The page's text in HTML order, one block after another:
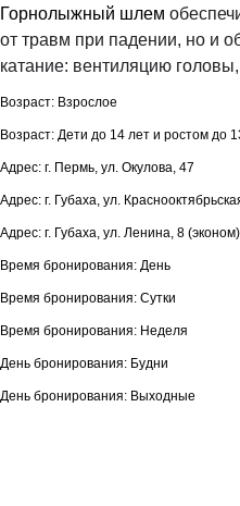
Горнолыжный шлем
от травм при падении, но и
катание: вентиляцию
Возраст: Взрослое
Возраст: Дети до 14 лет и ростом до
Адрес: г. Пермь, ул. Окулова, 47
Адрес: г. Губаха, ул.
Адрес: г. Губаха, ул. Ленина, 8 (эконом)
Время бронирования: День
Время бронирования: Сутки
Время бронирования: Неделя
День бронирования: Будни
День бронирования: Выходные